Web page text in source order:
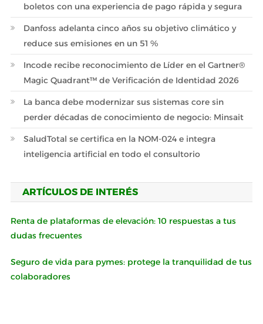
boletos con una experiencia de pago rápida y segura
Danfoss adelanta cinco años su objetivo climático y
reduce sus emisiones en un 51 %
Incode recibe reconocimiento de Líder en el Gartner®
Magic Quadrant™ de Verificación de Identidad 2026
La banca debe modernizar sus sistemas core sin
perder décadas de conocimiento de negocio: Minsait
SaludTotal se certifica en la NOM-024 e integra
inteligencia artificial en todo el consultorio
ARTÍCULOS DE INTERÉS
Renta de plataformas de elevación: 10 respuestas a tus
dudas frecuentes
Seguro de vida para pymes: protege la tranquilidad de tus
colaboradores